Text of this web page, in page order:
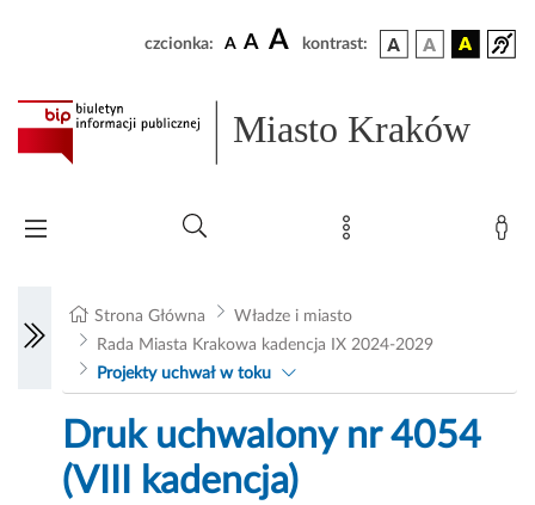
czcionka: A A A kontrast:
Miasto Kraków
Strona Główna
Władze i miasto
Rada Miasta Krakowa kadencja IX 2024-2029
Projekty uchwał w toku
Druk uchwalony nr 4054
(VIII kadencja)